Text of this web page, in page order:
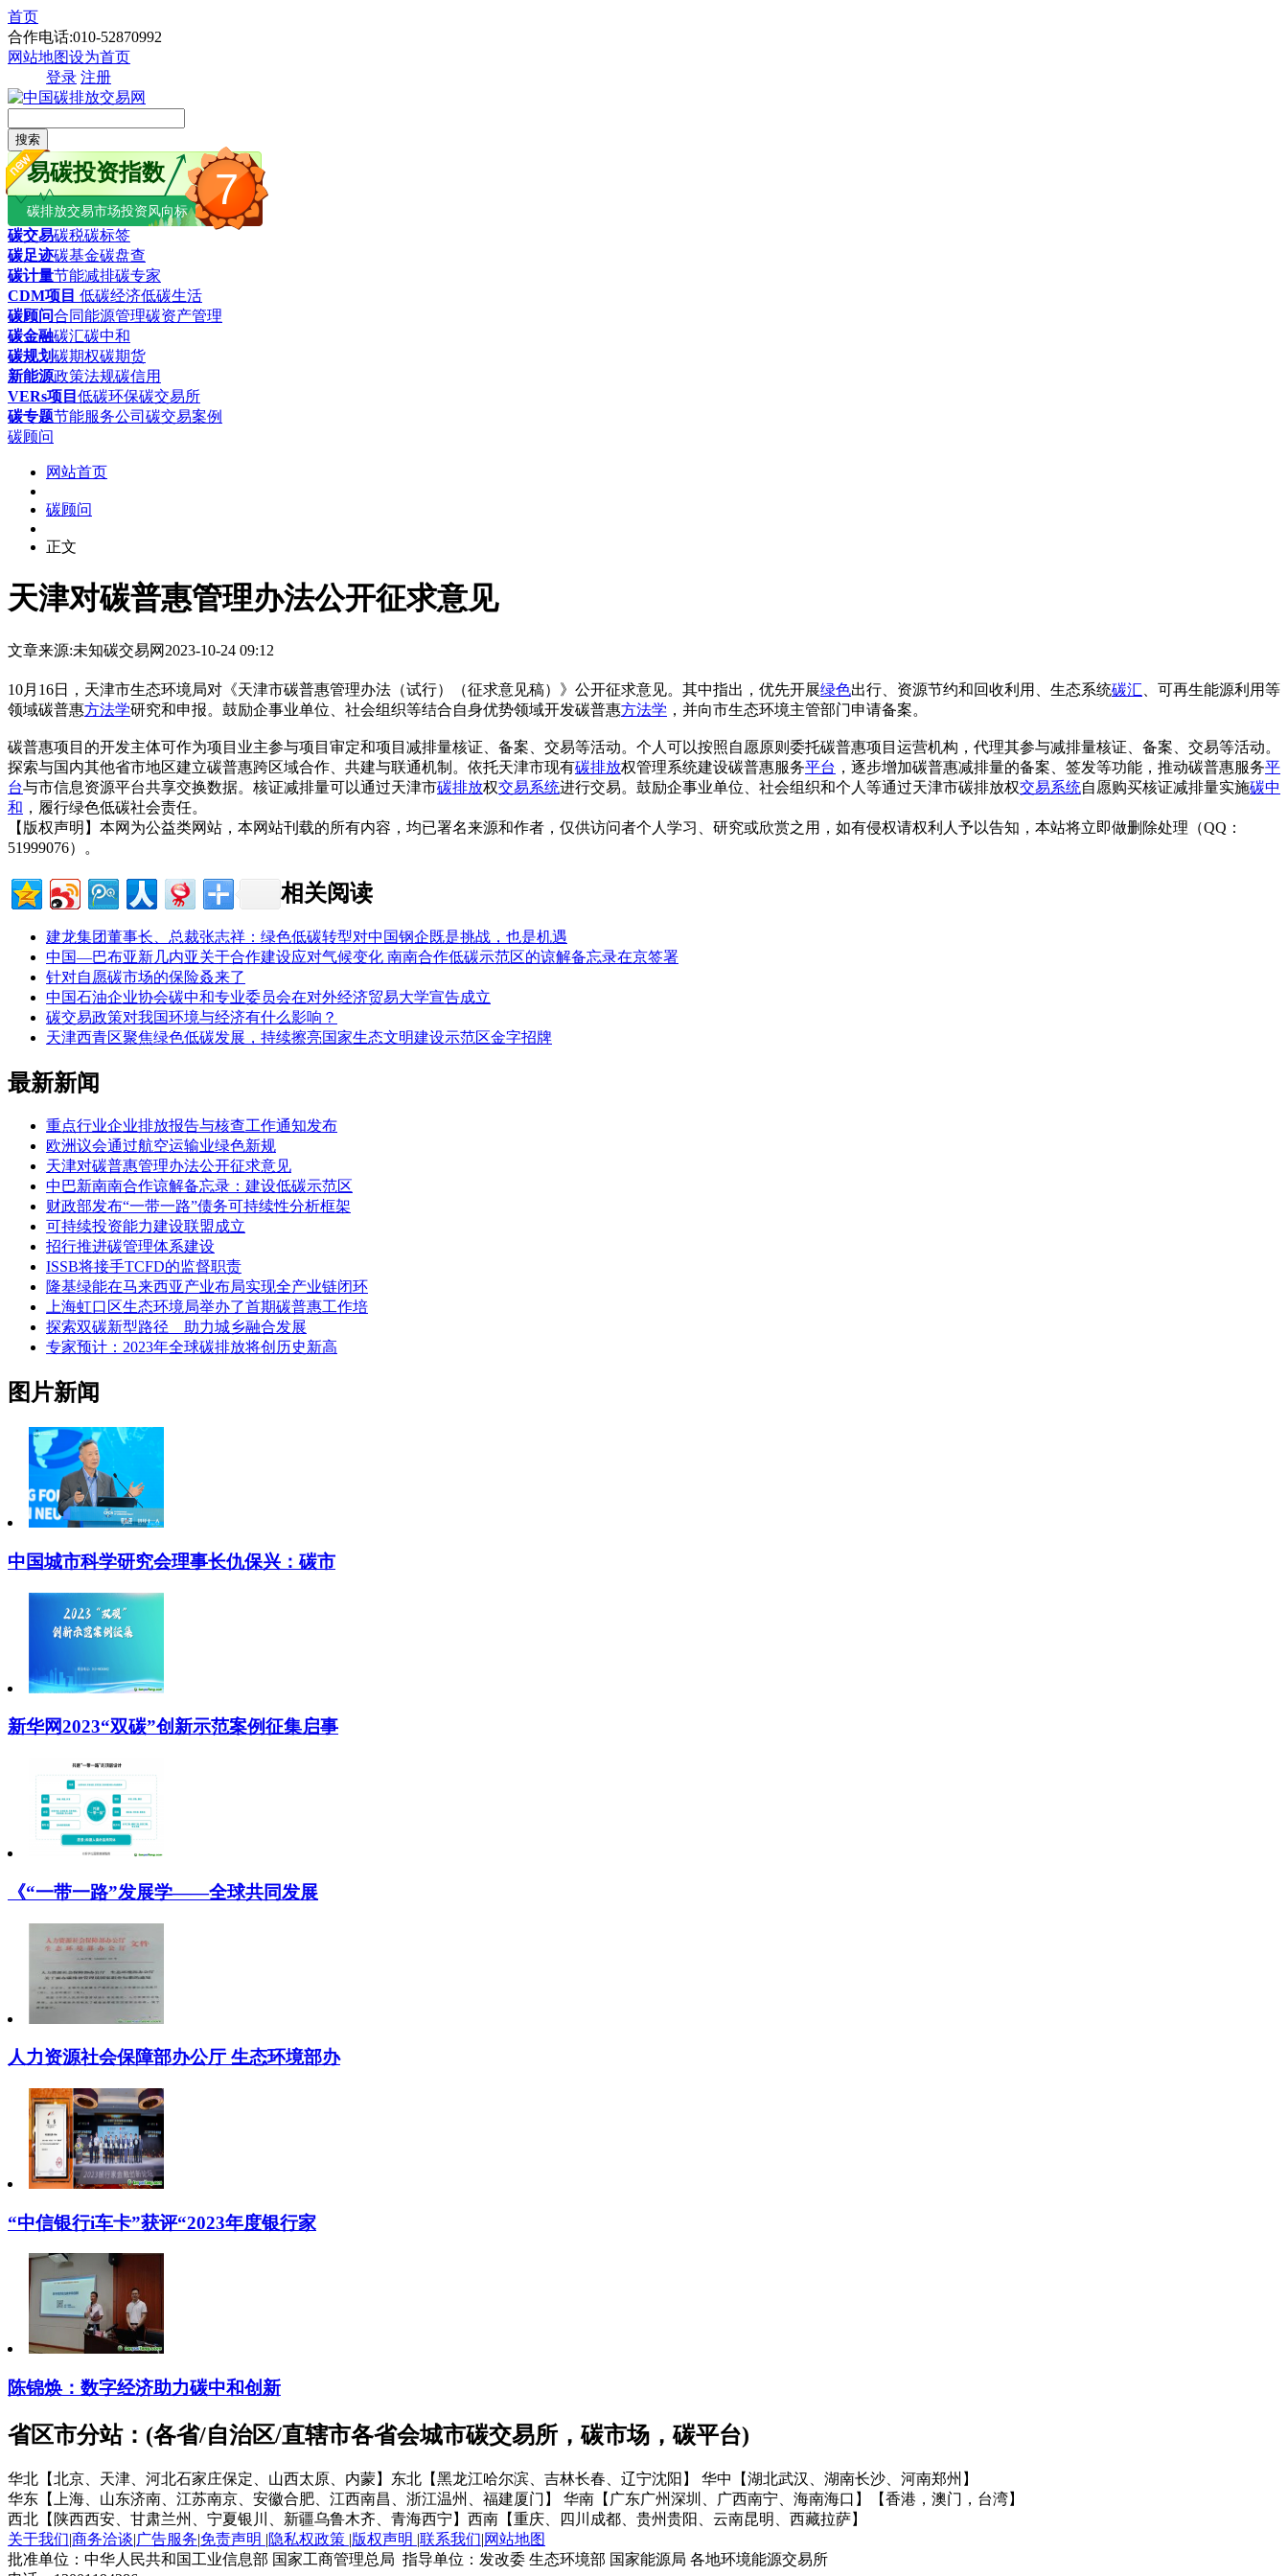
首页
合作电话:010-52870992
网站地图设为首页
登录 注册
搜索
7
易碳投资指数
碳排放交易市场投资风向标
碳交易碳税碳标签
碳足迹碳基金碳盘查
碳计量节能减排碳专家
CDM项目 低碳经济低碳生活
碳顾问合同能源管理碳资产管理
碳金融碳汇碳中和
碳规划碳期权碳期货
新能源政策法规碳信用
VERs项目 低碳环保碳交易所
碳专题节能服务公司 碳交易案例
碳顾问
网站首页
碳顾问
正文
天津对碳普惠管理办法公开征求意见
文章来源:未知碳交易网 2023-10-24 09:12
10月16日，天津市生态环境局对《天津市碳普惠管理办法（试行）（征求意见稿）》公开征求意见。其中指出，优先开展绿色出行、资源节约和回收利用、生态系统碳汇 、可再生能源利用等
领域碳普惠方法学研究和申报。鼓励企事业单位、社会组织等结合自身优势领域开发碳普惠方法学 ，并向市生态环境主管部门申请备案。
碳普惠项目的开发主体可作为项目业主参与项目审定和项目减排量核证、备案、交易等活动。个人可以按照自愿原则委托碳普惠项目运营机构，代理其参与减排量核证、备案、交易等活动。
探索与国内其他省市地区建立碳普惠跨区域合作、共建与联通机制。依托天津市现有碳排放权管理系统建设碳普惠服务平台 ，逐步增加碳普惠减排量的备案、签发等功能，推动碳普惠服务平
台与市信息资源平台共享交换数据。核证减排量可以通过天津市碳排放权交易系统进行交易。鼓励企事业单位、社会组织和个人等通过天津市碳排放权交易系统自愿购买核证减排量实施碳中
和 ，履行绿色低碳社会责任。
【版权声明】本网为公益类网站，本网站刊载的所有内容，均已署名来源和作者，仅供访问者个人学习、研究或欣赏之用，如有侵权请权利人予以告知，本站将立即做删除处理（QQ：
51999076）。
相关阅读
建龙集团董事长、总裁张志祥：绿色低碳转型对中国钢企既是挑战，也是机遇
中国—巴布亚新几内亚关于合作建设应对气候变化 南南合作低碳示范区的谅解备忘录在京签署
针对自愿碳市场的保险叒来了
中国石油企业协会碳中和专业委员会在对外经济贸易大学宣告成立
碳交易政策对我国环境与经济有什么影响？
天津西青区聚焦绿色低碳发展，持续擦亮国家生态文明建设示范区金字招牌
最新新闻
重点行业企业排放报告与核查工作通知发布
欧洲议会通过航空运输业绿色新规
天津对碳普惠管理办法公开征求意见
中巴新南南合作谅解备忘录：建设低碳示范区
财政部发布“一带一路”债务可持续性分析框架
可持续投资能力建设联盟成立
招行推进碳管理体系建设
ISSB将接手TCFD的监督职责
隆基绿能在马来西亚产业布局实现全产业链闭环
上海虹口区生态环境局举办了首期碳普惠工作培
探索双碳新型路径 助力城乡融合发展
专家预计：2023年全球碳排放将创历史新高
图片新闻
中国城市科学研究会理事长仇保兴：碳市
新华网2023“双碳”创新示范案例征集启事
《“一带一路”发展学——全球共同发展
人力资源社会保障部办公厅 生态环境部办
“中信银行i车卡”获评“2023年度银行家
陈锦焕：数字经济助力碳中和创新
省区市分站：(各省/自治区/直辖市各省会城市碳交易所，碳市场，碳平台)
华北【北京、天津、河北石家庄保定、山西太原、内蒙】 东北【黑龙江哈尔滨、吉林长春、辽宁沈阳】
华中【湖北武汉、湖南长沙、河南郑州】
华东【上海、山东济南、江苏南京、安徽合肥、江西南昌、浙江温州、福建厦门】
华南【广东广州深圳、广西南宁、海南海口】
【香港，澳门，台湾】
西北【陕西西安、甘肃兰州、宁夏银川、新疆乌鲁木齐、青海西宁】 西南【重庆、四川成都、贵州贵阳、云南昆明、西藏拉萨】
关于我们|商务洽谈|广告服务|免责声明 |隐私权政策 |版权声明 |联系我们|网站地图
批准单位：中华人民共和国工业信息部 国家工商管理总局 指导单位：发改委 生态环境部 国家能源局 各地环境能源交易所